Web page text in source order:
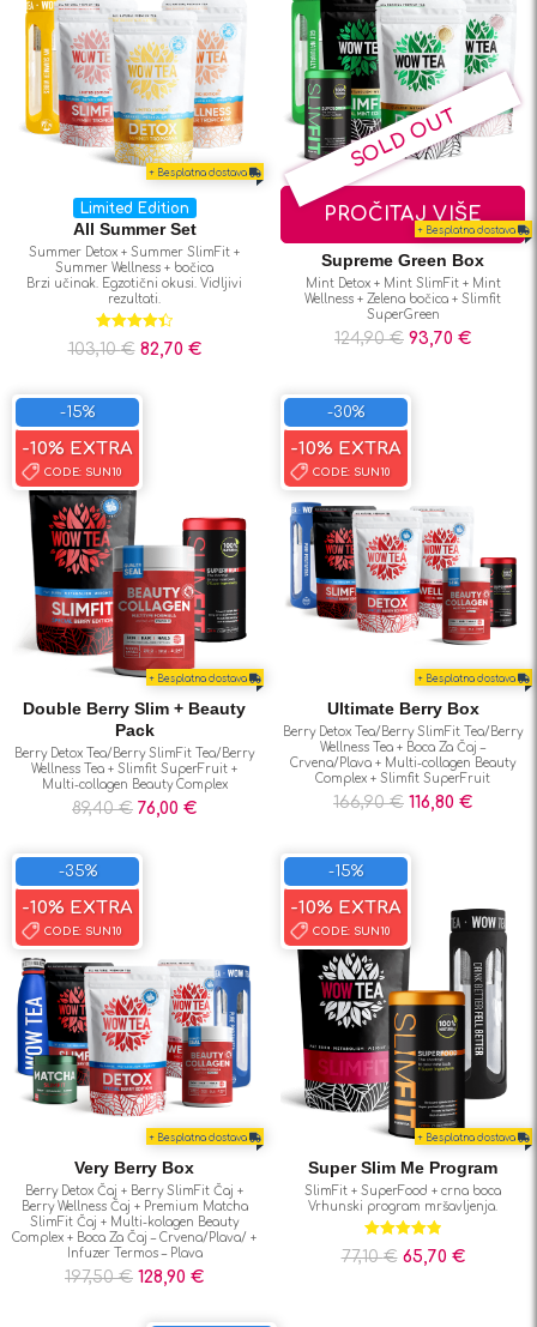
+ Besplatna dostava
Limited Edition
All Summer Set
Summer Detox + Summer SlimFit +
Summer Wellness + bočica
Brzi učinak. Egzotični okusi. Vidljivi
rezultati.
Ocjenjeno
4.45od 5
103,10€ 82,70 €
+ Besplatna dostava
PROČITAJ VIŠE
Supreme Green Box
Mint Detox + Mint SlimFit + Mint
Wellness + Zelena bočica + Slimfit
SuperGreen
124,90€ 93,70 €
+ Besplatna dostava
-15%
-10% EXTRA
CODE: SUN10
Double Berry Slim + Beauty
Pack
Berry Detox Tea/Berry SlimFit Tea/Berry
Wellness Tea + Slimfit SuperFruit +
Multi-collagen Beauty Complex
89,40€ 76,00 €
+ Besplatna dostava
-30%
-10% EXTRA
CODE: SUN10
Ultimate Berry Box
Berry Detox Tea/Berry SlimFit Tea/Berry
Wellness Tea + Boca Za Čaj –
Crvena/Plava + Multi-collagen Beauty
Complex + Slimfit SuperFruit
166,90€ 116,80 €
+ Besplatna dostava
-35%
-10% EXTRA
CODE: SUN10
Very Berry Box
Berry Detox Čaj + Berry SlimFit Čaj +
Berry Wellness Čaj + Premium Matcha
SlimFit Čaj + Multi-kolagen Beauty
Complex + Boca Za Čaj – Crvena/Plava/ +
Infuzer Termos – Plava
197,50€ 128,90 €
+ Besplatna dostava
-15%
-10% EXTRA
CODE: SUN10
Super Slim Me Program
SlimFit + SuperFood + crna boca
Vrhunski program mršavljenja.
Ocjenjeno
4.88 od 5
77,10€ 65,70 €